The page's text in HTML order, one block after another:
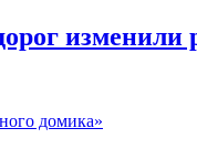
изменили